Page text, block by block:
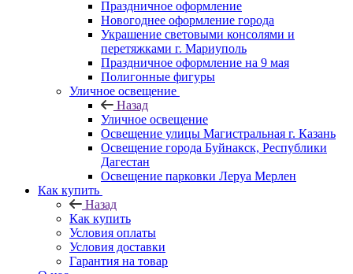
Праздничное оформление
Новогоднее оформление города
Украшение световыми консолями и
перетяжками г. Мариуполь
Праздничное оформление на 9 мая
Полигонные фигуры
Уличное освещение
Назад
Уличное освещение
Освещение улицы Магистральная г. Казань
Освещение города Буйнакск, Республики
Дагестан
Освещение парковки Леруа Мерлен
Как купить
Назад
Как купить
Условия оплаты
Условия доставки
Гарантия на товар